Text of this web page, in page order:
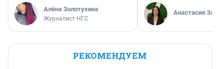
Алёна Золотухина
Журналист НГС
Анастасия
РЕКОМЕНДУЕМ